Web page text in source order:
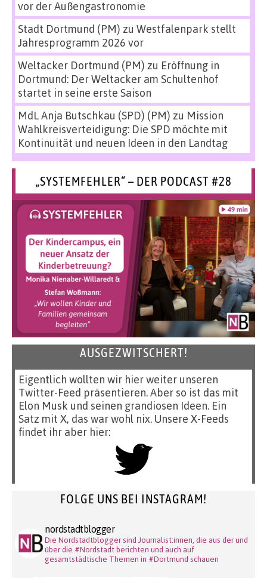
vor der Außengastronomie
Stadt Dortmund (PM) zu Westfalenpark stellt
Jahresprogramm 2026 vor
Weltacker Dortmund (PM) zu Eröffnung in
Dortmund: Der Weltacker am Schultenhof
startet in seine erste Saison
MdL Anja Butschkau (SPD) (PM) zu Mission
Wahlkreisverteidigung: Die SPD möchte mit
Kontinuität und neuen Ideen in den Landtag
„SYSTEMFEHLER“ – DER PODCAST #28
AUSGEZWITSCHERT!
Eigentlich wollten wir hier weiter unseren
Twitter-Feed präsentieren. Aber so ist das mit
Elon Musk und seinen grandiosen Ideen. Ein
Satz mit X, das war wohl nix. Unsere X-Feeds
findet ihr aber hier:
FOLGE UNS BEI INSTAGRAM!
nordstadtblogger
Die Nordstadtblogger sind Journalist:innen, die aus der und
über die #Nordstadt berichten und auch auf
gesamtstädtische Themen in #Dortmund schauen